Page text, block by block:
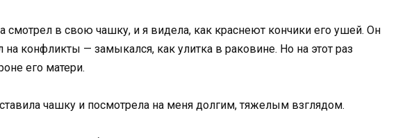
смотрел в свою чашку, и я видела, как краснеют кончики его ушей. Он
на конфликты — замыкался, как улитка в раковине. Но на этот раз
его матери.
чашку и посмотрела на меня долгим, тяжелым взглядом.